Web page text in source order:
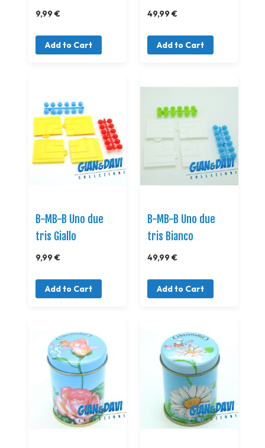
9,99 €
Add to Cart
49,99 €
Add to Cart
B-MB-B Uno due
tris Giallo
9,99 €
Add to Cart
B-MB-B Uno due
tris Bianco
49,99 €
Add to Cart